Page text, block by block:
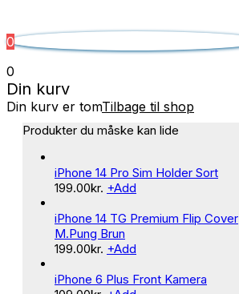
0
0
Din kurv
Din kurv er tomTilbage til shop
Produkter du måske kan lide
iPhone 14 Pro Sim Holder Sort
199.00kr. +Add
iPhone 14 TG Premium Flip Cover
M.Pung Brun
199.00kr. +Add
iPhone 6 Plus Front Kamera